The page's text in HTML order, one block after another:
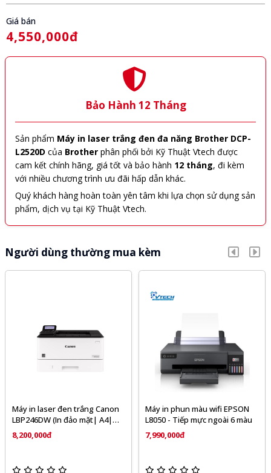
Giá bán
4,550,000đ
Bảo Hành 12 Tháng
Sản phẩm Máy in laser trắng đen đa năng Brother DCP-
L2520D của Brother phân phối bởi Kỹ Thuật Vtech được
cam kết chính hãng, giá tốt và bảo hành 12 tháng, đi kèm
với nhiều chương trình ưu đãi hấp dẫn khác.
Quý khách hàng hoàn toàn yên tâm khi lựa chọn sử dụng sản
phẩm, dịch vụ tại Kỹ Thuật Vtech.
Người dùng thường mua kèm
Máy in laser đen trắng Canon
LBP246DW (In đảo mặt| A4|
A5| USB| LAN| WIFI) - Chính
hãng
8,200,000đ
Máy in phun màu wifi EPSON
L8050 - Tiếp mực ngoài 6 màu
7,990,000đ